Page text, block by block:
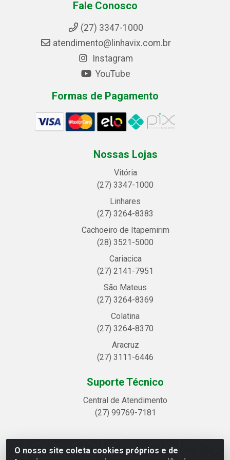
O nosso site coleta cookies próprios e de
Fale Conosco
(27) 3347-1000
atendimento@linhavix.com.br
Instagram
YouTube
Formas de Pagamento
Nossas Lojas
Vitória
(27) 3347-1000
Linhares
(27) 3264-8383
Cachoeiro de Itapemirim
(28) 3521-5000
Cariacica
(27) 2141-7951
São Mateus
(27) 3264-8369
Colatina
(27) 3264-8370
Aracruz
(27) 3111-6446
Suporte Técnico
Central de Atendimento
(27) 99769-7181
Linhavix Distribuidora LTDA - Avenida Alegre, 2521 -